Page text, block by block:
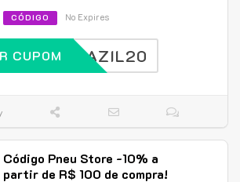
CÓDIGO No Expires
BRAZIL20
CUPOM
Código Pneu Store -10% a
partir de R$ 100 de compra!